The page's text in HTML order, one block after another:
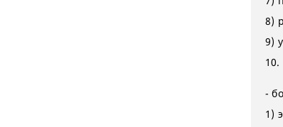
8)
9)
10.
-
1)